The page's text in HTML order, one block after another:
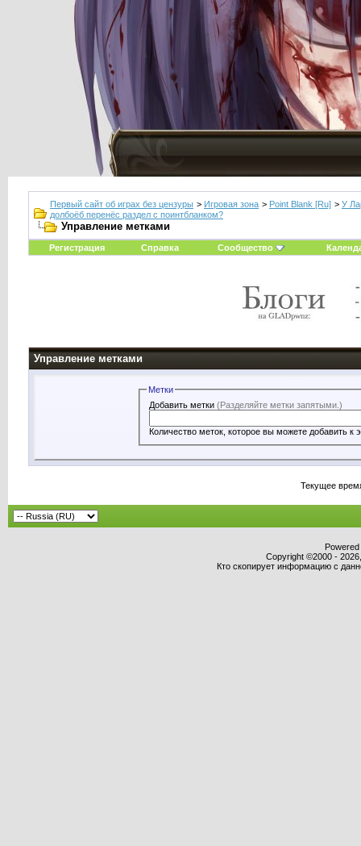
Первый сайт об играх без цензуры > Игровая зона > Point Blank [Ru] > У
долбоёб перенёс раздел c поинтбланком?
Управление метками
Регистрация Справка Сообщество
Управление метками
Метки
Добавить метки(Разделяйте метки запятыми.)
Текущее
Copyright ©2000 -
Кто скопирует информацию с